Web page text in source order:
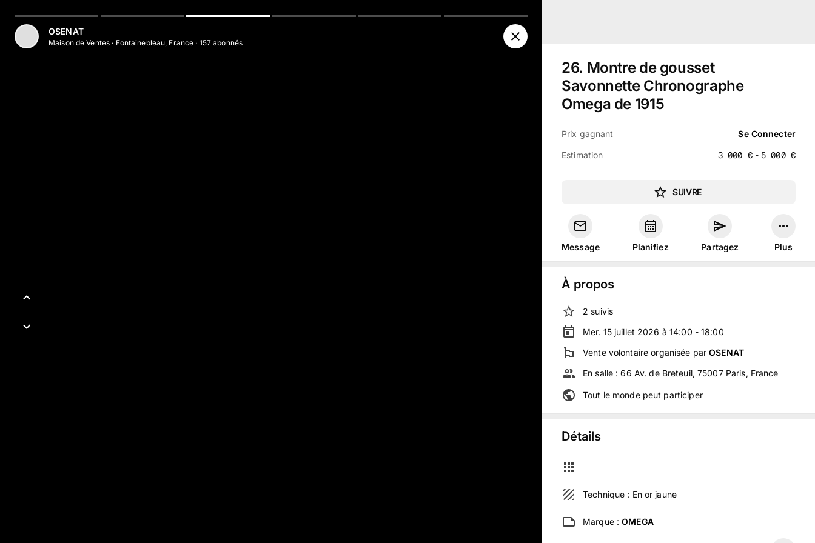
OSENAT
Maison de Ventes · Fontainebleau, France · 157 abonnés
26. Montre de gousset
Savonnette Chronographe
Omega de 1915
Prix gagnant Se Connecter
Estimation 3 000 €- 5 000 €
SUIVRE
Message Planifiez Partagez Plus
À propos
2 suivis
Mer. 15 juillet 2026 à 14:00 - 18:00
Vente volontaire organisée parOSENAT
En salle :66 Av. de Breteuil, 75007 Paris, France
Tout le monde peut participer
Détails
Technique : En or jaune
Marque :OMEGA